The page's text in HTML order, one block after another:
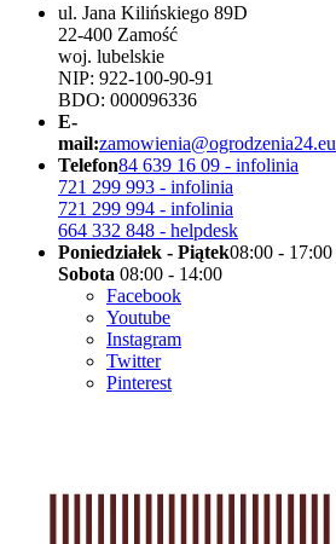
ul. Jana Kilińskiego 89D
22-400 Zamość
woj. lubelskie
NIP: 922-100-90-91
BDO: 000096336
E-
mail:zamowienia@ogrodzenia24.eu
Telefon84 639 16 09 - infolinia
721 299 993 - infolinia
721 299 994 - infolinia
664 332 848 - helpdesk
Poniedziałek - Piątek08:00 - 17:00
Sobota 08:00 - 14:00
Facebook
Youtube
Instagram
Twitter
Pinterest